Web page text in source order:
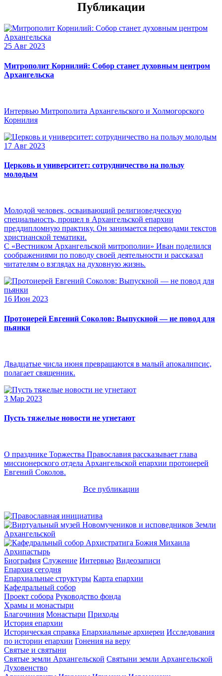
Публикации
25 Авг 2023
Митрополит Корнилий: Собор станет духовным центром
Архангельска
Интервью Митрополита Архангельского и Холмогорского
Корнилия
17 Авг 2023
Церковь и университет: сотрудничество на пользу
молодым
Молодой человек, осваивающий религиоведческую
специальность, прошел в Архангельской епархии
преддипломную практику. Он занимается переводами текстов
христианской тематики.
С «Вестником Архангельской митрополии» Иван поделился
соображениями по поводу своей деятельности и рассказал
читателям о взглядах на духовную жизнь.
16 Июн 2023
Протоиерей Евгений Соколов: Выпускной — не повод для
пьянки
Двадцатые числа июня превращаются в малый апокалипсис,
полагает священник.
3 Мар 2023
Пусть тяжелые новости не угнетают
О празднике Торжества Православия рассказывает глава
миссионерского отдела Архангельской епархии протоиерей
Евгений Соколов.
Все публикации
Архипастырь
Биография Служение Интервью Видеозаписи
Епархия сегодня
Епархиальные структуры Карта епархии
Кафедральный собор
Проект собора Руководство фонда
Храмы и монастыри
Благочиния Монастыри Приходы
История епархии
Историческая справка Епархиальные архиереи Исследования
по истории епархии Гонения на веру
Святые и святыни
Святые земли Архангельской Святыни земли Архангельской
Духовенство